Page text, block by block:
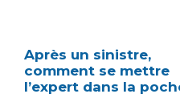
Après un sinistre,
comment se mettre
l’expert dans la